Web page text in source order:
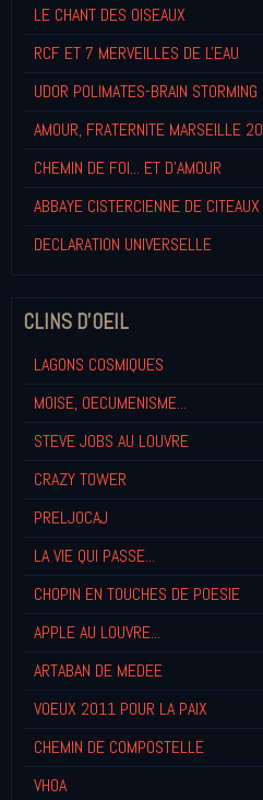
LE CHANT DES OISEAUX
RCF ET 7 MERVEILLES DE L'EAU
UDOR POLIMATES-BRAIN STORMING
AMOUR, FRATERNITE MARSEILLE 20
CHEMIN DE FOI... ET D'AMOUR
ABBAYE CISTERCIENNE DE CITEAUX
DECLARATION UNIVERSELLE
CLINS D'OEIL
LAGONS COSMIQUES
MOISE, OECUMENISME...
STEVE JOBS AU LOUVRE
CRAZY TOWER
PRELJOCAJ
LA VIE QUI PASSE...
CHOPIN EN TOUCHES DE POESIE
APPLE AU LOUVRE...
ARTABAN DE MEDEE
VOEUX 2011 POUR LA PAIX
CHEMIN DE COMPOSTELLE
VHOA